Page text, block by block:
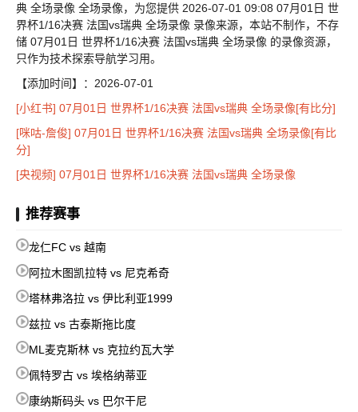
典 全场录像 全场录像，为您提供 2026-07-01 09:08 07月01日 世
界杯1/16决赛 法国vs瑞典 全场录像 录像来源，本站不制作，不存
储 07月01日 世界杯1/16决赛 法国vs瑞典 全场录像 的录像资源，
只作为技术探索导航学习用。
【添加时间】：2026-07-01
[小红书] 07月01日 世界杯1/16决赛 法国vs瑞典 全场录像[有比分]
[咪咕-詹俊] 07月01日 世界杯1/16决赛 法国vs瑞典 全场录像[有比
分]
[央视频] 07月01日 世界杯1/16决赛 法国vs瑞典 全场录像
推荐赛事
龙仁FC vs 越南
阿拉木图凯拉特 vs 尼克希奇
塔林弗洛拉 vs 伊比利亚1999
兹拉 vs 古泰斯拖比度
ML麦克斯林 vs 克拉约瓦大学
佩特罗古 vs 埃格纳蒂亚
康纳斯码头 vs 巴尔干尼